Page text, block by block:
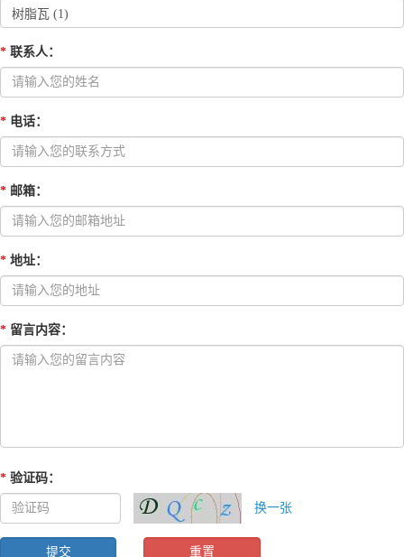
* 联系人：
* 电话：
* 邮箱：
* 地址：
* 留言内容：
* 验证码：
换一张